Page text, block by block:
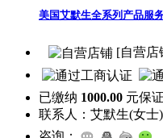
美国艾默生全系列产品服
[自营店
已缴纳 1000.00 元保
联系人： 艾默生(女士